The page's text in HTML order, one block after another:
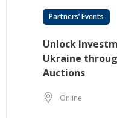
Partners’ Events
Unlock
Ukraine
Auctions
Online